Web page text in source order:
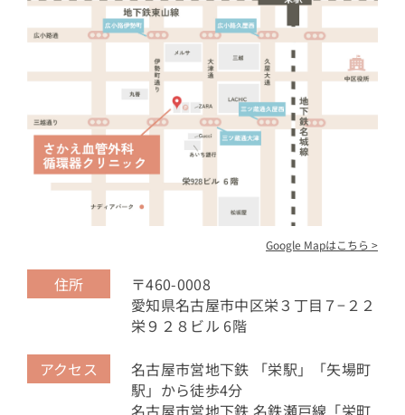
Google Mapはこちら >
住所
〒460-0008
愛知県名古屋市中区栄３丁目７−２２
栄９２８ビル 6階
アクセス
名古屋市営地下鉄 「栄駅」「矢場町
駅」から徒歩4分